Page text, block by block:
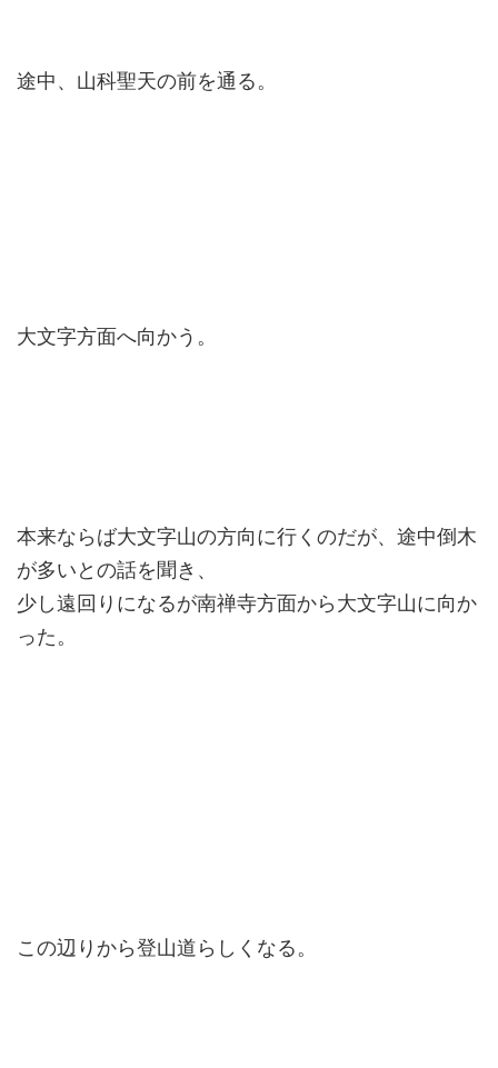
途中、山科聖天の前を通る。
大文字方面へ向かう。
本来ならば大文字山の方向に行くのだが、途中倒木
が多いとの話を聞き、
少し遠回りになるが南禅寺方面から大文字山に向か
った。
この辺りから登山道らしくなる。